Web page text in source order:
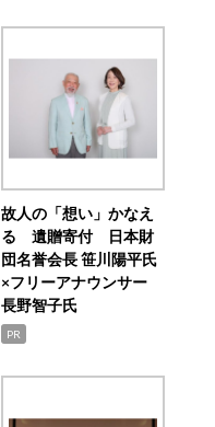
故人の「想い」かなえ
る 遺贈寄付 日本財
団名誉会長 笹川陽平氏
×フリーアナウンサー
長野智子氏
PR